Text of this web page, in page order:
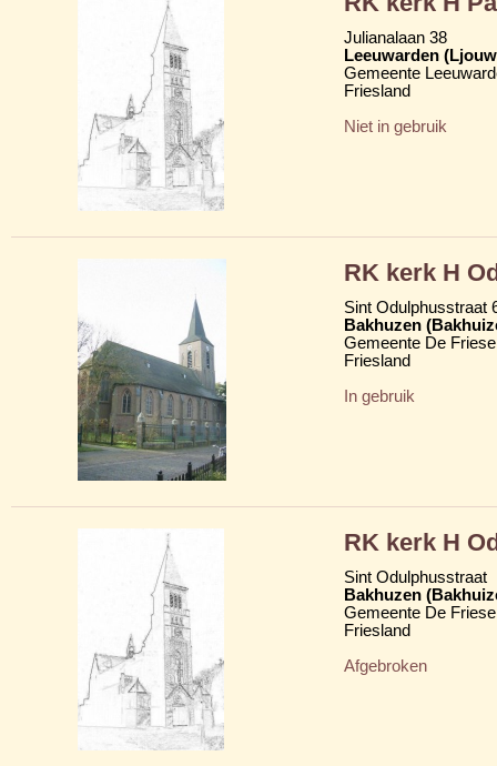
Julianalaan 38
Leeuwarden
Gemeente
Friesland
Niet in gebruik
RK kerk H
Sint Odulphusstraat
Bakhuzen
Gemeente De
Friesland
In gebruik
RK kerk H
Sint Odulphusstraat
Bakhuzen
Gemeente De
Friesland
Afgebroken